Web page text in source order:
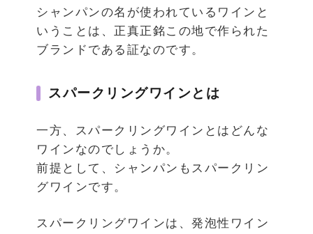
シャンパンの名が使われているワインと
いうことは、正真正銘この地で作られた
ブランドである証なのです。
スパークリングワインとは
一方、スパークリングワインとはどんな
ワインなのでしょうか。
前提として、シャンパンもスパークリン
グワインです。
スパークリングワインは、発泡性ワイン